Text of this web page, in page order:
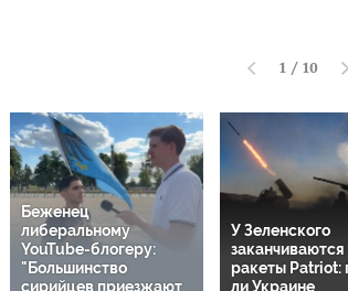
1 / 10
Беженец
либеральному
YouTube-блогеру:
"Большинство
сирийцев приезжают
У Зеленского
заканчиваются
ракеты Patriot:
ли Украине